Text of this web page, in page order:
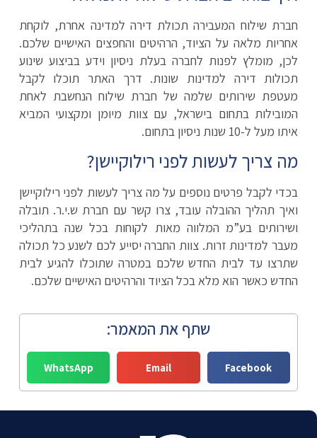
חברת שילוח המעבירה תכולת דירה למדינה אחרת, לוקחת
אחריות מלאה על הציוד, הרהיטים והחפצים האישיים שלכם.
לכן, מומלץ לפנות לחברה בעלת ניסיון וידע בביצוע שינוע
תכולות דירה למדינות שונות. דרך האתר תוכלו לקבל
מעטפת שירותים שלמה של חברת שילוח הנחשבת לאחת
המובילות בתחום בישראל, עם צוות מיומן ומקצועי המביא
איתו מעל ל-10 שנות ניסיון בתחום.
מה צריך לעשות לפני רילוקיישן?
בכדי לקבל פרטים נוספים על מה צריך לעשות לפני רילוקיישן
ואיך תהליך ההובלה עובד, צרו קשר עם חברת ש.י.ר. תובלה
ושירותים בע”מ המלווה מאות לקוחות בכל שנה בתהליכי
מעבר למדינות זרות. צוות החברה יסייע לכם לשנע כל תכולה
שתרצו עד לבית החדש שלכם במטרה שתוכלו להגיע לבית
החדש כאשר הוא מלא בכל הציוד והרהיטים האישיים שלכם.
שתף את המאמר:
Facebook
Email
WhatsApp